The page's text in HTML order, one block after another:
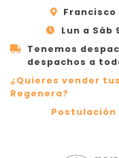
Francisco
Lun a Sáb
Tenemos
despachos a
¿Quieres vender
Regenera?